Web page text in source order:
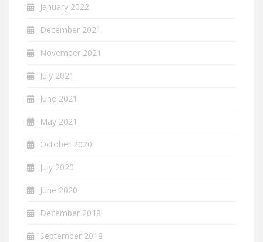
January 2022
December 2021
November 2021
July 2021
June 2021
May 2021
October 2020
July 2020
June 2020
December 2018
September 2018